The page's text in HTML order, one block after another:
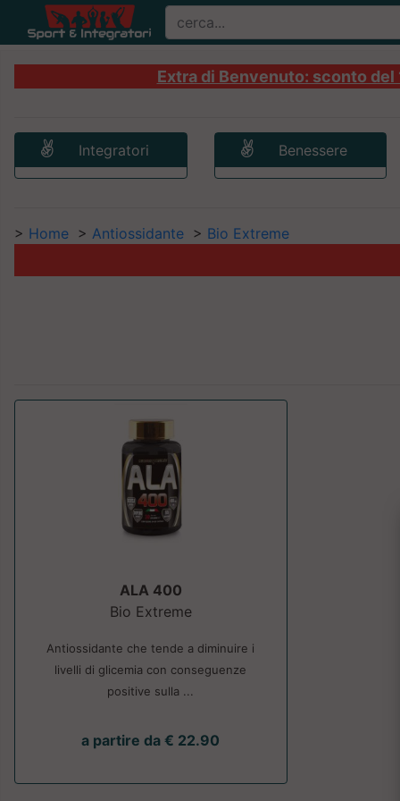
Extra di Benvenuto: sconto
Integratori Benessere
> Home > Antiossidante > Bio Extreme
ALA 400
Bio Extreme
Antiossidante che tende a diminuire i
livelli di glicemia con conseguenze
positive sulla ...
a partire da € 22.90